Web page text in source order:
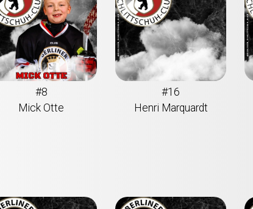
#8
Mick Otte
#16
Henri Marquardt